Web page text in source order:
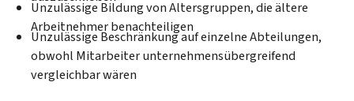
Unzulässige Bildung von Altersgruppen, die ältere
Arbeitnehmer benachteiligen
Unzulässige Beschränkung auf einzelne Abteilungen,
obwohl Mitarbeiter unternehmensübergreifend
vergleichbar wären